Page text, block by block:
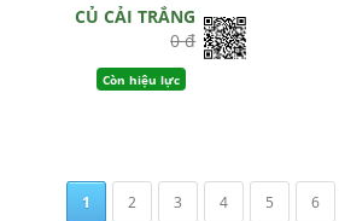
CỦ CẢI TRẮNG
0 đ
Còn hiệu lực
1 2 3 4 5 6